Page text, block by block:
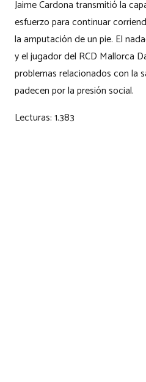
Jaime Cardona transmitió la
esfuerzo para continuar
la amputación de un pie. El
y el jugador del RCD Mallorca
problemas relacionados con la
padecen por la presión social.
Lecturas:1.383